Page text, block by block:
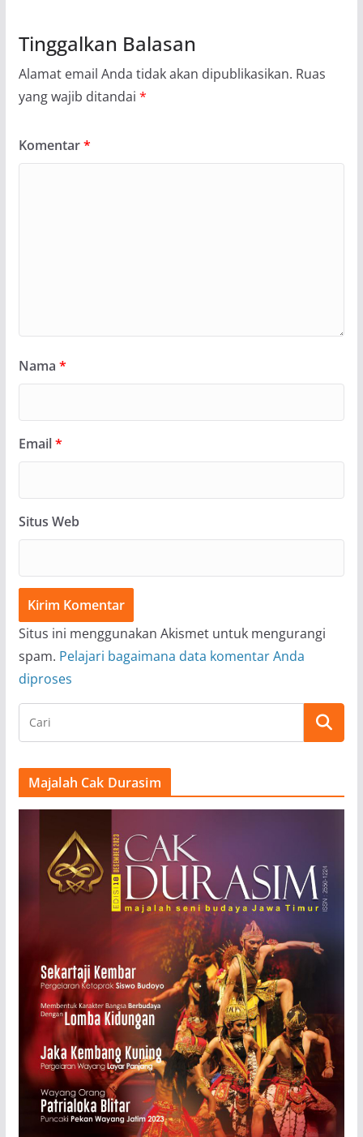
Tinggalkan Balasan
Alamat email Anda tidak akan dipublikasikan. Ruas
yang wajib ditandai *
Komentar*
Nama *
Email*
Situs Web
Situs ini menggunakan Akismet untuk mengurangi
spam. Pelajari bagaimana data komentar Anda
diproses
Majalah Cak Durasim